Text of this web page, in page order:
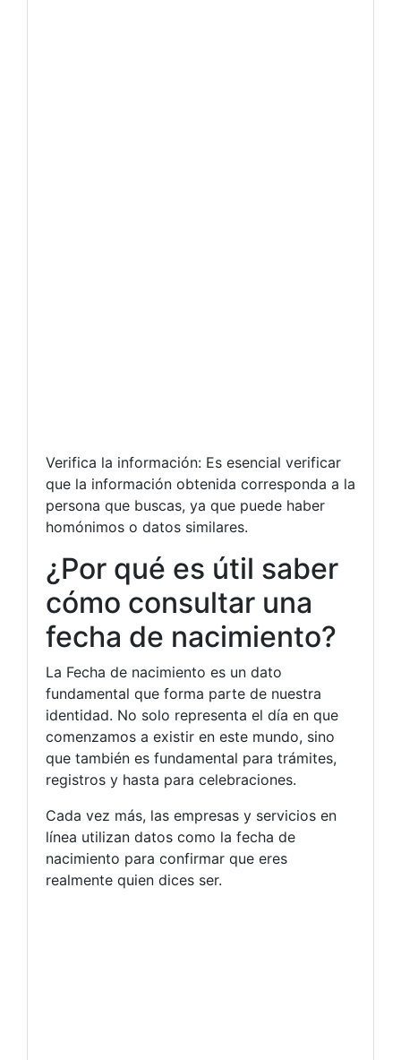
Verifica la información: Es esencial verificar
que la información obtenida corresponda a la
persona que buscas, ya que puede haber
homónimos o datos similares.
¿Por qué es útil saber
cómo consultar una
fecha de nacimiento?
La Fecha de nacimiento es un dato
fundamental que forma parte de nuestra
identidad. No solo representa el día en que
comenzamos a existir en este mundo, sino
que también es fundamental para trámites,
registros y hasta para celebraciones.
Cada vez más, las empresas y servicios en
línea utilizan datos como la fecha de
nacimiento para confirmar que eres
realmente quien dices ser.